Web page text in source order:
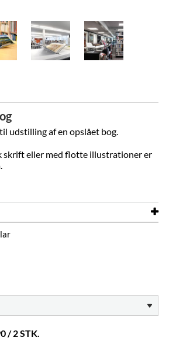
udstilling af en opslået bog.
skrift eller med flotte illustrationer er
mm
akryl, PMMA
/ 2 STK.